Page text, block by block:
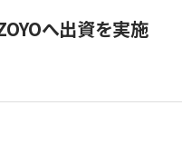
へ出資を実施